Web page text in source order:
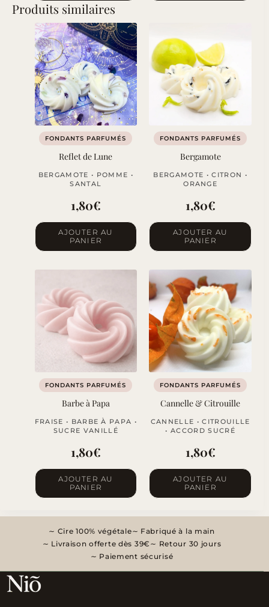
Produits similaires
FONDANTS PARFUMÉS
Reflet de Lune
BERGAMOTE • POMME •
SANTAL
1,80€
AJOUTER AU
PANIER
FONDANTS PARFUMÉS
Bergamote
BERGAMOTE • CITRON •
ORANGE
1,80€
AJOUTER AU
PANIER
FONDANTS PARFUMÉS
Barbe à Papa
FRAISE • BARBE À PAPA •
SUCRE VANILLÉ
1,80€
AJOUTER AU
PANIER
FONDANTS PARFUMÉS
Cannelle & Citrouille
CANNELLE • CITROUILLE
• ACCORD SUCRÉ
1,80€
AJOUTER AU
PANIER
Cire 100% végétale
Fabriqué à la main
Livraison offerte dès 39€
Retour 30 jours
Paiement sécurisé